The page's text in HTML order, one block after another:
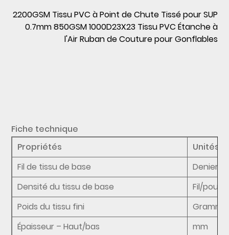
2200GSM Tissu PVC à Point de Chute Tissé pour SUP
0.7mm 850GSM 1000D23X23 Tissu PVC Étanche à
l'Air Ruban de Couture pour Gonflables
Fiche technique
Propriétés
Unités
Fil de tissu de base
Denier
Densité du tissu de base
Fil/pouce
Poids du tissu fini
Épaisseur – Haut/bas
mm